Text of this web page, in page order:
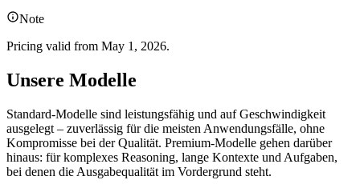
Note
Pricing valid from May 1, 2026.
Unsere Modelle
Standard-Modelle sind leistungsfähig und auf Geschwindigkeit
ausgelegt – zuverlässig für die meisten Anwendungsfälle, ohne
Kompromisse bei der Qualität. Premium-Modelle gehen darüber
hinaus: für komplexes Reasoning, lange Kontexte und Aufgaben,
bei denen die Ausgabequalität im Vordergrund steht.